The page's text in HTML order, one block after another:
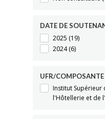
DATE DE
2025 (19)
2024(6)
UFR/COMPOSANTE
Institut Supérieur
l'Hôtellerie et de